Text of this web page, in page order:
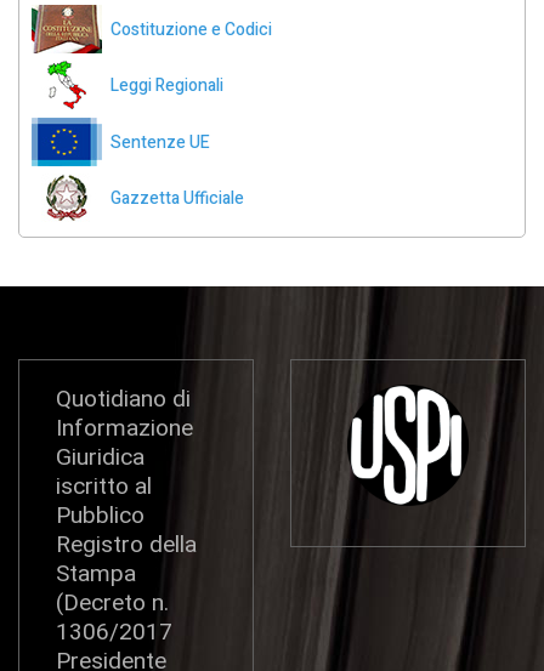
Costituzione e Codici
Leggi Regionali
Sentenze UE
Gazzetta Ufficiale
Quotidiano di
Informazione
Giuridica
iscritto al
Pubblico
Registro della
Stampa
(Decreto n.
1306/2017
Presidente